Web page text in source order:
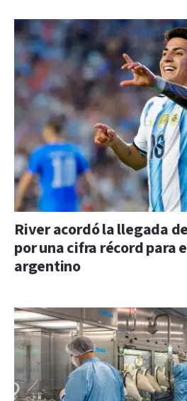
River acordó la llegada
por una cifra récord para
argentino